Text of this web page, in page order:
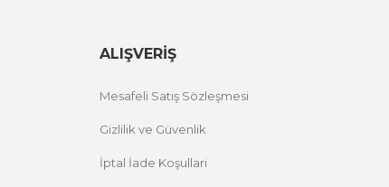
ALIŞVERİŞ
Mesafeli Satış Sözleşmesi
Gizlilik ve Güvenlik
İptal İade Koşullari